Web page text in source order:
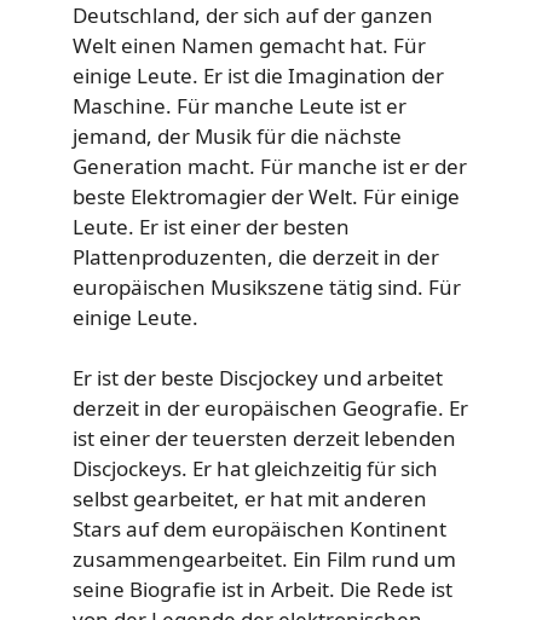
Deutschland, der sich auf der ganzen
Welt einen Namen gemacht hat. Für
einige Leute. Er ist die Imagination der
Maschine. Für manche Leute ist er
jemand, der Musik für die nächste
Generation macht. Für manche ist er der
beste Elektromagier der Welt. Für einige
Leute. Er ist einer der besten
Plattenproduzenten, die derzeit in der
europäischen Musikszene tätig sind. Für
einige Leute.
Er ist der beste Discjockey und arbeitet
derzeit in der europäischen Geografie. Er
ist einer der teuersten derzeit lebenden
Discjockeys. Er hat gleichzeitig für sich
selbst gearbeitet, er hat mit anderen
Stars auf dem europäischen Kontinent
zusammengearbeitet. Ein Film rund um
seine Biografie ist in Arbeit. Die Rede ist